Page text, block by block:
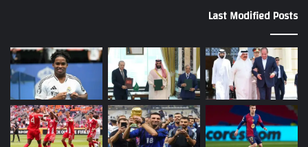
Last Modified Posts